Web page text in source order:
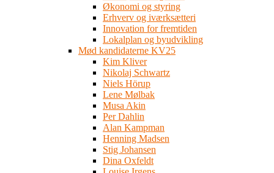
Økonomi og styring
Erhverv og iværksætteri
Innovation for fremtiden
Lokalplan og byudvikling
Mød kandidaterne KV25
Kim Kliver
Nikolaj Schwartz
Niels Hörup
Lene Mølbak
Musa Akin
Per Dahlin
Alan Kampman
Henning Madsen
Stig Johansen
Dina Oxfeldt